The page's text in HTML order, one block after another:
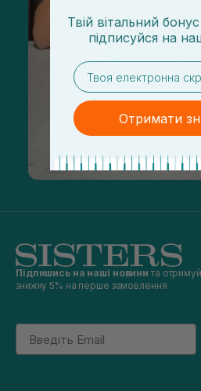
Підпишись на наші новини та отримуй
знижку 5% на перше замовлення
Email
Твій вітальний
підписуйся на
email
Отримати